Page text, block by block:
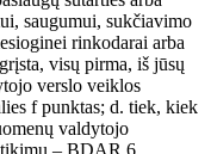
saugumui, sukčiavimo
rinkodarai arba
visų pirma, iš jūsų
verslo veiklos
f punktas; d. tiek, kiek
valdytojo
– BDAR 6